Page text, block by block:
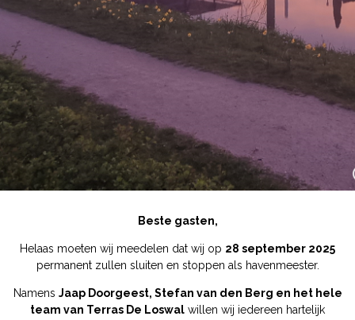
Beste gasten,
Helaas moeten wij meedelen dat wij op 28 september 2025
permanent zullen sluiten en stoppen als havenmeester.
Namens Jaap Doorgeest, Stefan van den Berg en het hele
team van Terras De Loswal willen wij iedereen hartelijk